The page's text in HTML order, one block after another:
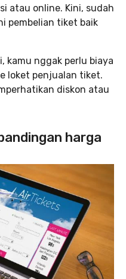
atau online. Kini, sudah
pembelian tiket baik
kamu nggak perlu biaya
loket penjualan tiket.
diskon atau
harga